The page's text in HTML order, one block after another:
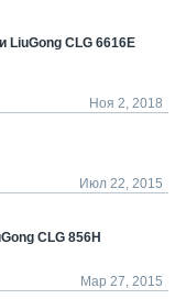
LiuGong CLG 6616E
Ноя 2, 2018
Июл 22, 2015
CLG 856H
Мар 27, 2015